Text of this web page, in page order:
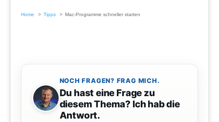
Home Tipps Mac-Programme schneller starten
NOCH FRAGEN? FRAG MICH.
Du hast eine Frage zu
diesem Thema? Ich hab die
Antwort.